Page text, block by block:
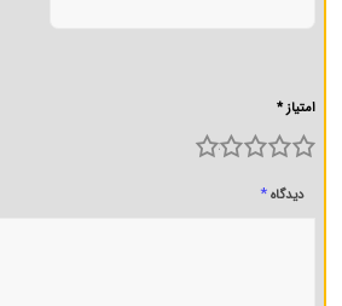
امتیاز *
4 3 2 1
دیدگاه*